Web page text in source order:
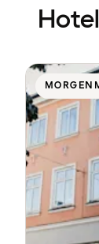
Se
listen
over
hoteller